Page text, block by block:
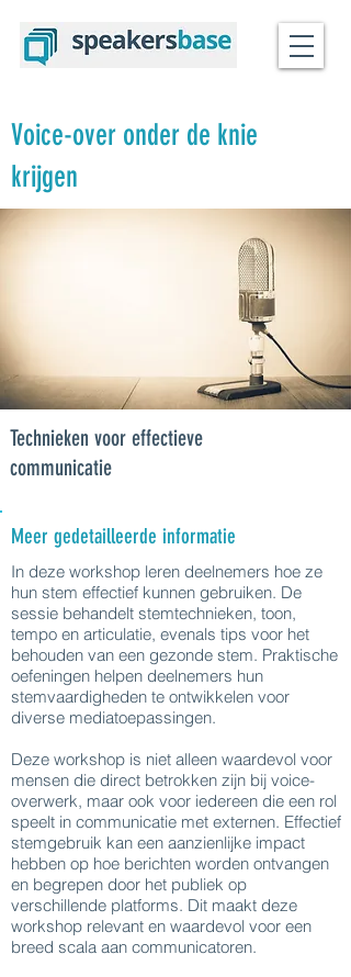
Voice-over onder de knie
krijgen
Technieken voor effectieve
communicatie
Meer gedetailleerde informatie
In deze workshop leren deelnemers hoe ze
hun stem effectief kunnen gebruiken. De
sessie behandelt stemtechnieken, toon,
tempo en articulatie, evenals tips voor het
behouden van een gezonde stem. Praktische
oefeningen helpen deelnemers hun
stemvaardigheden te ontwikkelen voor
diverse mediatoepassingen.
Deze workshop is niet alleen waardevol voor
mensen die direct betrokken zijn bij voice-
overwerk, maar ook voor iedereen die een rol
speelt in communicatie met externen. Effectief
stemgebruik kan een aanzienlijke impact
hebben op hoe berichten worden ontvangen
en begrepen door het publiek op
verschillende platforms. Dit maakt deze
workshop relevant en waardevol voor een
breed scala aan communicatoren.